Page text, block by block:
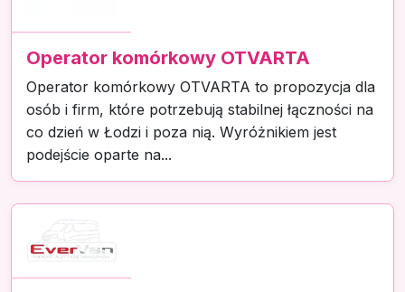
Operator komórkowy OTVARTA
Operator komórkowy OTVARTA to propozycja dla
osób i firm, które potrzebują stabilnej łączności na
co dzień w Łodzi i poza nią. Wyróżnikiem jest
podejście oparte na...